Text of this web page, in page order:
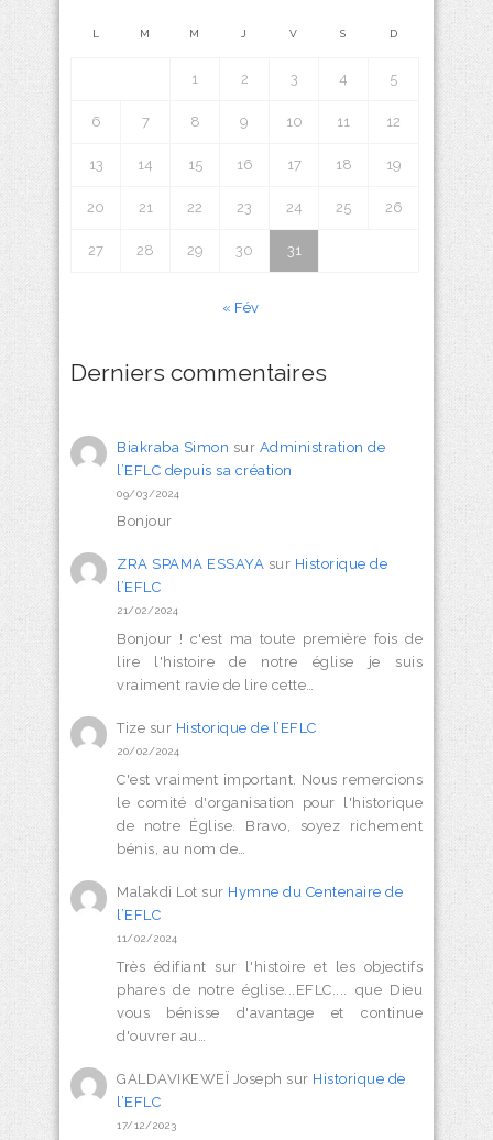
L M M J V S D
1 2 3 4 5
6 7 8 9 10 11 12
13 14 15 16 17 18 19
20 21 22 23 24 25 26
27 28 29 30 31
« Fév
Derniers commentaires
Biakraba Simon sur Administration de
l’EFLC depuis sa création
09/03/2024
Bonjour
ZRA SPAMA ESSAYA sur Historique de
l’EFLC
21/02/2024
Bonjour ! c'est ma toute première fois de
lire l'histoire de notre église je suis
vraiment ravie de lire cette…
Tize sur Historique de l’EFLC
20/02/2024
C'est vraiment important. Nous remercions
le comité d'organisation pour l'historique
de notre Église. Bravo, soyez richement
bénis, au nom de…
Malakdi Lot sur Hymne du Centenaire de
l’EFLC
11/02/2024
Très édifiant sur l'histoire et les objectifs
phares de notre église...EFLC.... que Dieu
vous bénisse d'avantage et continue
d'ouvrer au…
GALDAVIKEWEÏ Joseph sur Historique de
l’EFLC
17/12/2023